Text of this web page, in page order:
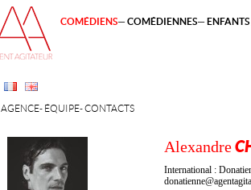
AGENCE ÉQUIPE CONTACTS
COMÉDIENS COMÉDIENNES
Alexandre
International :